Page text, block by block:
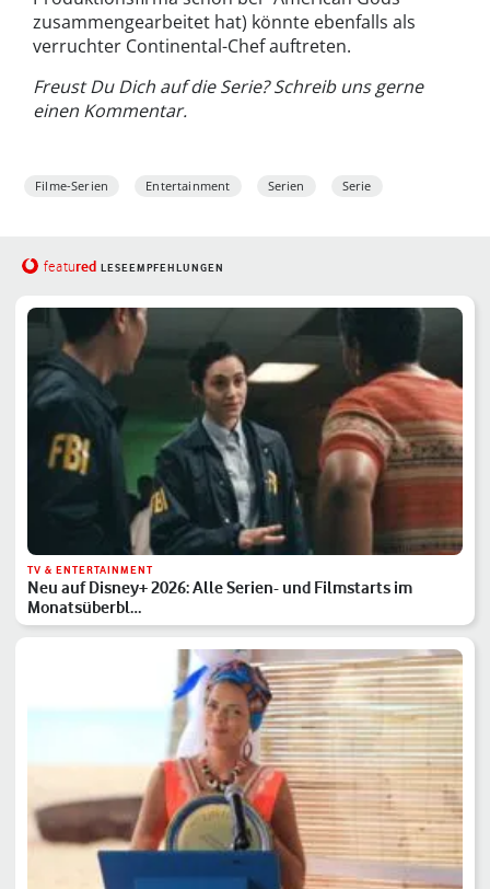
zusammengearbeitet hat) könnte ebenfalls als
verruchter Continental-Chef auftreten.
Freust Du Dich auf die Serie? Schreib uns gerne
einen Kommentar.
Filme-Serien Entertainment Serien Serie
featured LESEEMPFEHLUNGEN
TV & ENTERTAINMENT
Neu auf Disney+ 2026: Alle Serien- und Filmstarts im
Monatsüberbl…